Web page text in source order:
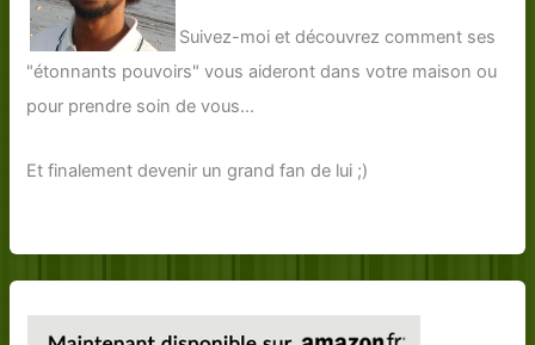
Suivez-moi et découvrez comment ses
"étonnants pouvoirs" vous aideront dans votre maison ou
pour prendre soin de vous...
Et finalement devenir un grand fan de lui ;)